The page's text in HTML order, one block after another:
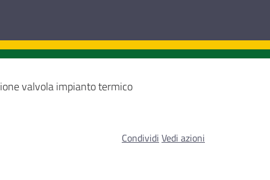
valvola impianto termico
Condividi Vedi azioni